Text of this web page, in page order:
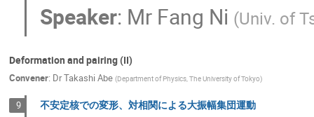
Speaker: Mr Fang Ni (Univ. of
Deformation and pairing (II)
Convener: DrTakashi Abe (Department of Physics, The University of Tokyo)
9 不安定核での変形、対相関による大振幅集団運動